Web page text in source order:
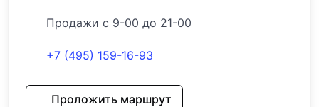
Продажи с 9-00 до 21-00
+7 (495) 159-16-93
Проложить маршрут